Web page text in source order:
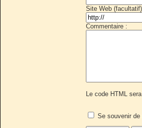
Site Web
Commentaire :
Le code HTML
Se souvenir